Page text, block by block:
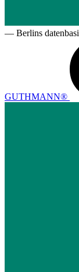
— Berlins
GUTHMANN®